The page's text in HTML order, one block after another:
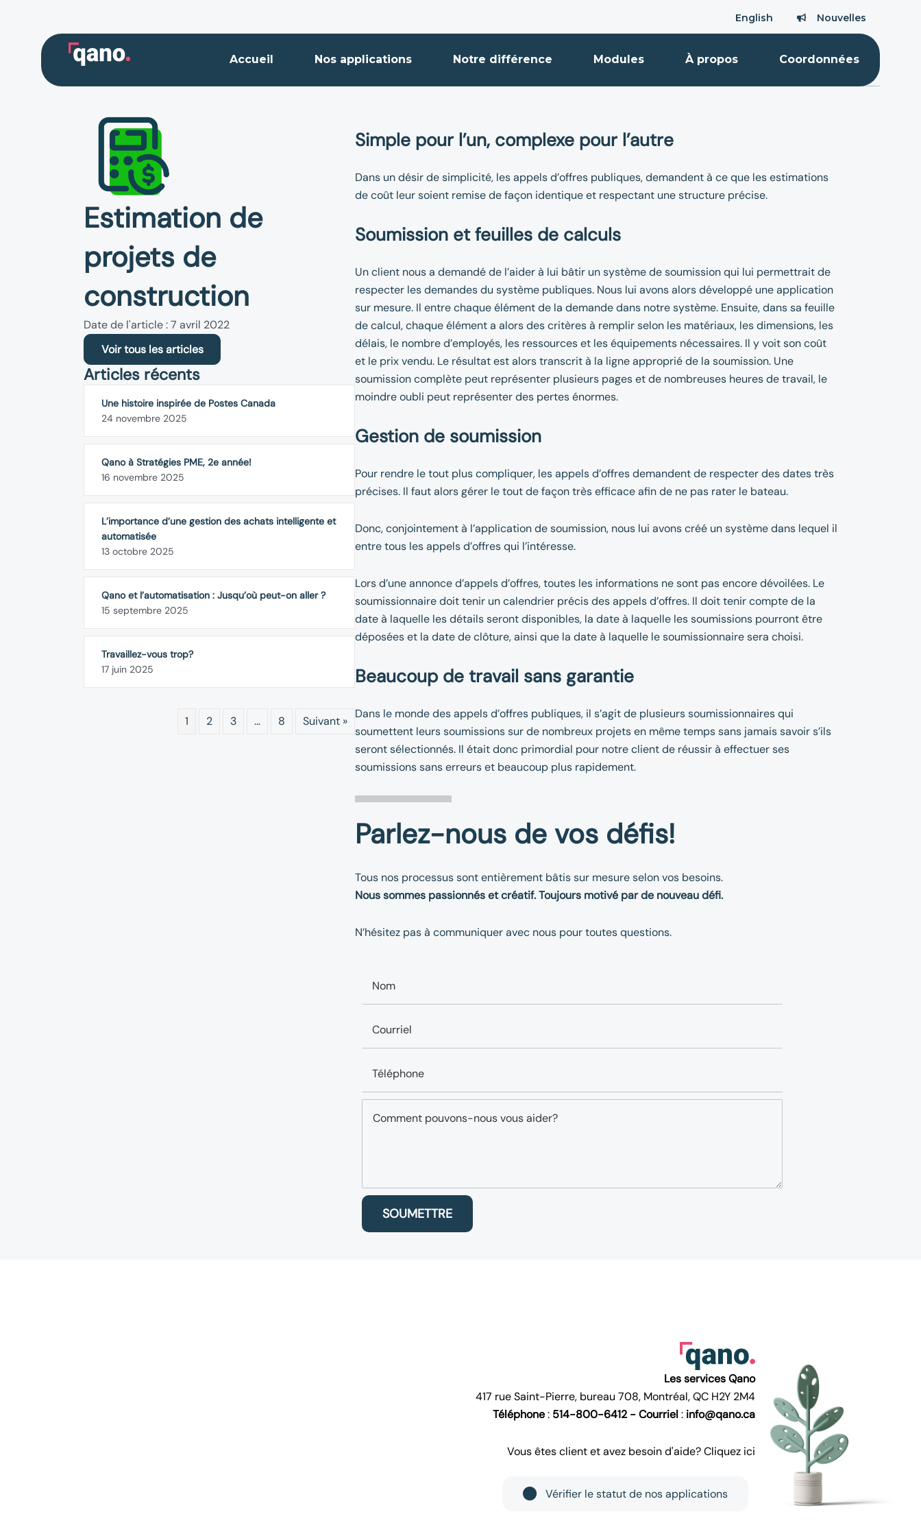
English Nouvelles
Nouvelles
Accueil Nos applications Notre différence Modules À propos Coordonnées
Estimation de
projets de
construction
Date de l'article : 7 avril 2022
Voir tous les articles
Articles récents
Une histoire inspirée de Postes Canada
24 novembre 2025
Qano à Stratégies PME, 2e année!
16 novembre 2025
L’importance d’une gestion des achats intelligente et
automatisée
13 octobre 2025
Qano et l’automatisation : Jusqu’où peut-on aller ?
15 septembre 2025
Travaillez-vous trop?
17 juin 2025
1 2 3 … 8 Suivant »
Simple pour l’un, complexe pour l’autre
Dans un désir de simplicité, les appels d’offres publiques, demandent à ce que les estimations
de coût leur soient remise de façon identique et respectant une structure précise.
Soumission et feuilles de calculs
Un client nous a demandé de l’aider à lui bâtir un système de soumission qui lui permettrait de
respecter les demandes du système publiques. Nous lui avons alors développé une application
sur mesure. Il entre chaque élément de la demande dans notre système. Ensuite, dans sa feuille
de calcul, chaque élément a alors des critères à remplir selon les matériaux, les dimensions, les
délais, le nombre d’employés, les ressources et les équipements nécessaires. Il y voit son coût
et le prix vendu. Le résultat est alors transcrit à la ligne approprié de la soumission. Une
soumission complète peut représenter plusieurs pages et de nombreuses heures de travail, le
moindre oubli peut représenter des pertes énormes.
Gestion de soumission
Pour rendre le tout plus compliquer, les appels d’offres demandent de respecter des dates très
précises. Il faut alors gérer le tout de façon très efficace afin de ne pas rater le bateau.
Donc, conjointement à l’application de soumission, nous lui avons créé un système dans lequel il
entre tous les appels d’offres qui l’intéresse.
Lors d’une annonce d’appels d’offres, toutes les informations ne sont pas encore dévoilées. Le
soumissionnaire doit tenir un calendrier précis des appels d’offres. Il doit tenir compte de la
date à laquelle les détails seront disponibles, la date à laquelle les soumissions pourront être
déposées et la date de clôture, ainsi que la date à laquelle le soumissionnaire sera choisi.
Beaucoup de travail sans garantie
Dans le monde des appels d’offres publiques, il s’agit de plusieurs soumissionnaires qui
soumettent leurs soumissions sur de nombreux projets en même temps sans jamais savoir s’ils
seront sélectionnés. Il était donc primordial pour notre client de réussir à effectuer ses
soumissions sans erreurs et beaucoup plus rapidement.
Parlez-nous de vos défis!
Tous nos processus sont entièrement bâtis sur mesure selon vos besoins.
Nous sommes passionnés et créatif. Toujours motivé par de nouveau défi.
N’hésitez pas à communiquer avec nous pour toutes questions.
SOUMETTRE
Les services Qano
417 rue Saint-Pierre, bureau 708, Montréal, QC H2Y 2M4
Téléphone: 514-800-6412 -Courriel: info@qano.ca
Vous êtes client et avez besoin d'aide? Cliquez ici
Vérifier le statut de nos applications